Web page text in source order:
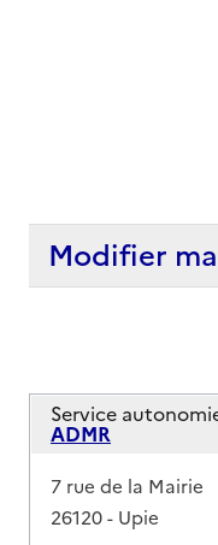
Modifier
Service
ADMR
Adresse
7 rue de la Mairie
26120- Upie